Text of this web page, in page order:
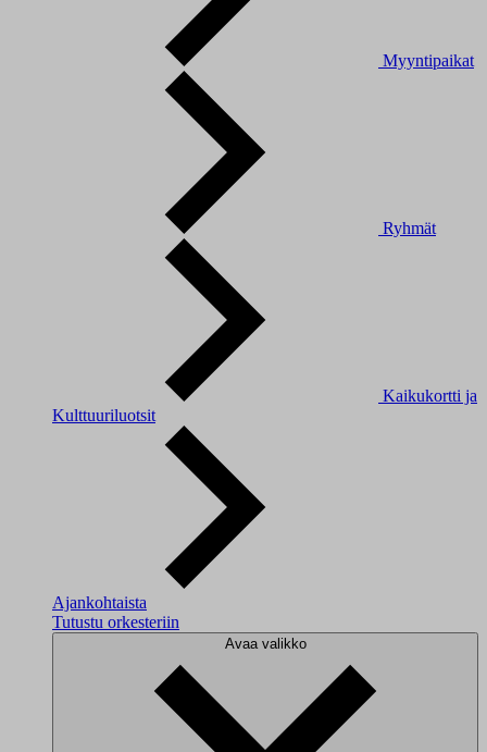
Myyntipaikat
Ryhmät
Kaikukortti ja
Kulttuuriluotsit
Ajankohtaista
Tutustu orkesteriin
Avaa valikko